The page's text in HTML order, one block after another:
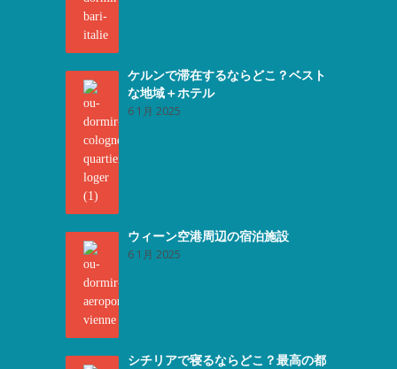
ケルンで滞在するならどこ？ベスト
な地域＋ホテル
6 1月 2025
ウィーン空港周辺の宿泊施設
6 1月 2025
シチリアで寝るならどこ？最高の都